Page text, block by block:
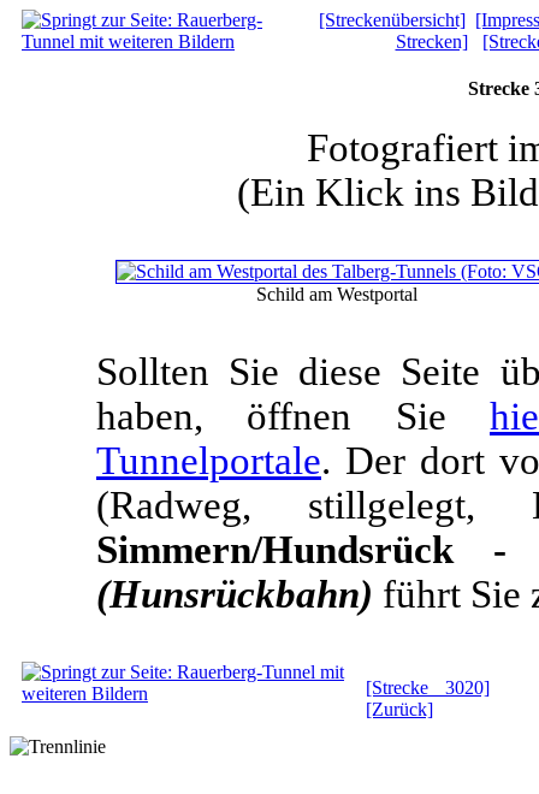
[Streckenübersicht]
Strecken]
Strecke
Fotografiert
(Ein Klick ins
Schild am Westportal
Sollten Sie diese Seite
haben, öffnen Sie
Tunnelportale. Der dort
(Radweg,
Simmern/Hundsrück
(Hunsrückbahn) führt Sie
[Strecke 3020]
[Zurück]